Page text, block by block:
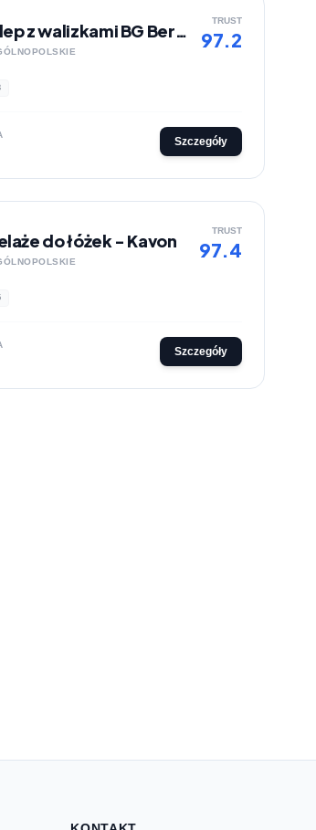
Sklep z walizkami BG Berlin TRUST
97.2
Szczegóły
do łóżek - Kavon TRUST
97.4
Szczegóły